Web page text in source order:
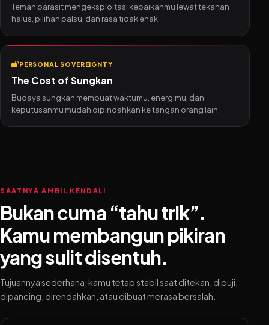
Teman parasit mengeksploitasi kebaikanmu lewat tekanan
halus, pilihan palsu, dan rasa tidak enak.
PERSONAL SOVEREIGNTY
The Cost of Sungkan
Budaya sungkan membuat waktumu, energimu, dan
keputusanmu mudah dipindahkan ke tangan orang lain.
SAATNYA AMBIL KENDALI
Bukan cuma “tahu trik”.
Kamu membangun pikiran
yang sulit disentuh.
Tujuannya sederhana: kamu tetap stabil saat ditekan, dipuji,
dipancing, direndahkan, atau dibuat merasa bersalah.